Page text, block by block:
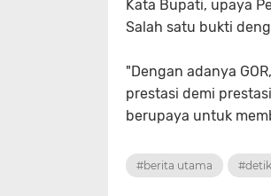
Kata Bupati, upaya
Salah satu bukti
"Dengan adanya
prestasi demi
berupaya untuk
#berita utama